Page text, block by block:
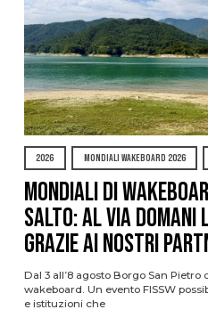
2026 MONDIALI WAKEBOARD 2026
Mondiali di
Salto: al via
grazie ai nostri
Dal 3 all’8 agosto Borgo San
wakeboard. Un evento FISSW
e istituzioni che